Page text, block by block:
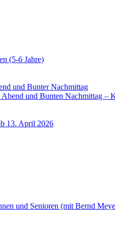
(5-6 Jahre)
und Bunter Nachmittag
und Bunten Nachmittag –
13. April 2026
und Senioren (mit Bernd